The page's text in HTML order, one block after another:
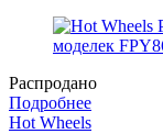
Распродано
Подробнее
Hot Wheels